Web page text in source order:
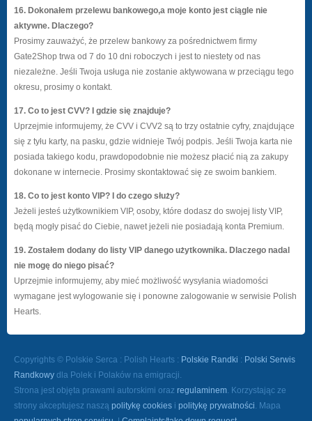
16. Dokonałem przelewu bankowego,a moje konto jest ciągle nie
aktywne. Dlaczego?
Prosimy zauważyć, że przelew bankowy za pośrednictwem firmy
Gate2Shop trwa od 7 do 10 dni roboczych i jest to niestety od nas
niezależne. Jeśli Twoja usługa nie zostanie aktywowana w przeciągu tego
okresu, prosimy o kontakt.
17. Co to jest CVV? I gdzie się znajduje?
Uprzejmie informujemy, że CVV i CVV2 są to trzy ostatnie cyfry, znajdujące
się z tyłu karty, na pasku, gdzie widnieje Twój podpis. Jeśli Twoja karta nie
posiada takiego kodu, prawdopodobnie nie możesz płacić nią za zakupy
dokonane w internecie. Prosimy skontaktować się ze swoim bankiem.
18. Co to jest konto VIP? I do czego służy?
Jeżeli jesteś użytkownikiem VIP, osoby, które dodasz do swojej listy VIP,
będą mogły pisać do Ciebie, nawet jeżeli nie posiadają konta Premium.
19. Zostałem dodany do listy VIP danego użytkownika. Dlaczego nadal
nie mogę do niego pisać?
Uprzejmie informujemy, aby mieć możliwość wysyłania wiadomości
wymagane jest wylogowanie się i ponowne zalogowanie w serwisie Polish
Hearts.
Copyrights © Polskie Serca : Polish Hearts : Polskie Randki : Polski Serwis
Randkowy dla Polek i Polaków na emigracji.
Strona jest objęta prawami autorskimi oraz regulaminem. Korzystając ze
strony akceptujesz naszą politykę cookies i politykę prywatności. Mapa